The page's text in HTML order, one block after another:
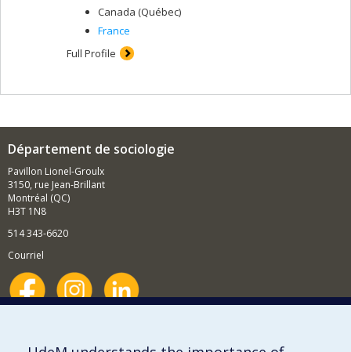
Canada (Québec)
France
Full Profile
Département de sociologie
Pavillon Lionel-Groulx
3150, rue Jean-Brillant
Montréal (QC)
H3T 1N8
514 343-6620
Courriel
Comment soutenir le Département?